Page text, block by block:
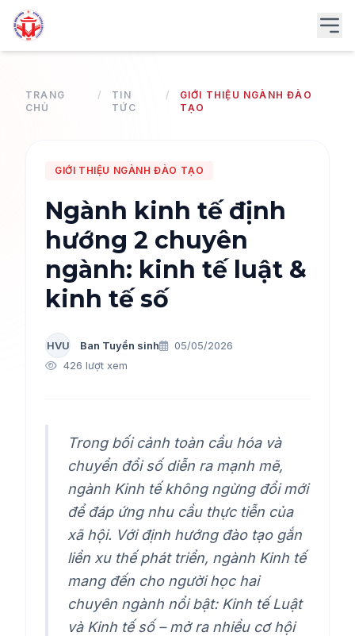
TRANG
CHỦ
/
TIN
TỨC
/
GIỚI THIỆU NGÀNH ĐÀO
TẠO
GIỚI THIỆU NGÀNH ĐÀO TẠO
Ngành kinh tế định
hướng 2 chuyên
ngành: kinh tế luật &
kinh tế số
HVU Ban Tuyển sinh
05/05/2026
426 lượt xem
Trong bối cảnh toàn cầu hóa và
chuyển đổi số diễn ra mạnh mẽ,
ngành Kinh tế không ngừng đổi mới
để đáp ứng nhu cầu thực tiễn của
xã hội. Với định hướng đào tạo gắn
liền xu thế phát triển, ngành Kinh tế
mang đến cho người học hai
chuyên ngành nổi bật: Kinh tế Luật
và Kinh tế số – mở ra nhiều cơ hội